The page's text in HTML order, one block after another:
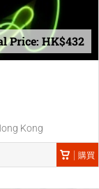
Price: HK$432
Kong
購買